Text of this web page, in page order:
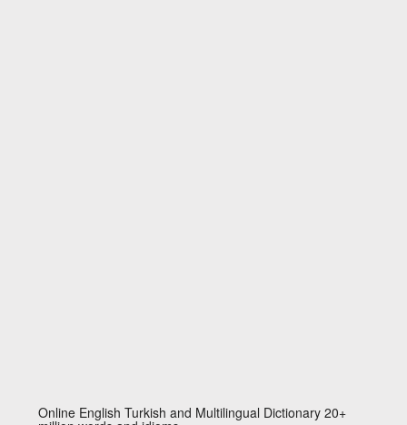
Online English Turkish and Multilingual Dictionary 20+